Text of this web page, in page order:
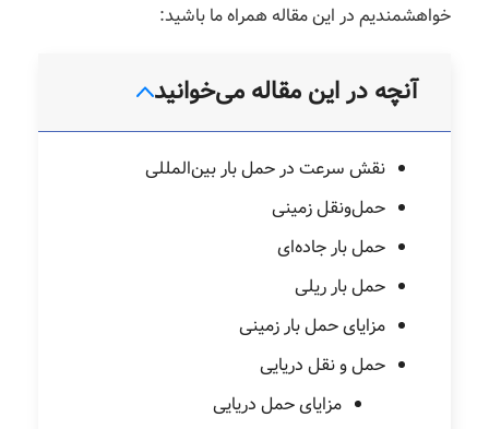
خواهشمندیم در این مقاله همراه ما باشید:
آنچه در این مقاله می‌خوانید
نقش سرعت در حمل بار بین‌المللی
حمل‌ونقل زمینی
حمل‌ بار جاده‌ای
حمل‌ بار ریلی
مزایای حمل بار زمینی
حمل‌ و نقل دریایی
مزایای حمل دریایی